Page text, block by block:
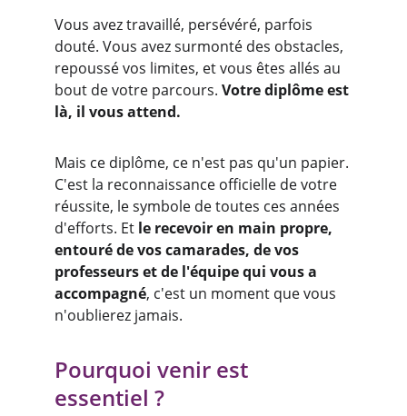
Vous avez travaillé, persévéré, parfois
douté. Vous avez surmonté des obstacles,
repoussé vos limites, et vous êtes allés au
bout de votre parcours. Votre diplôme est
là, il vous attend.
Mais ce diplôme, ce n'est pas qu'un papier.
C'est la reconnaissance officielle de votre
réussite, le symbole de toutes ces années
d'efforts. Et le recevoir en main propre,
entouré de vos camarades, de vos
professeurs et de l'équipe qui vous a
accompagné, c'est un moment que vous
n'oublierez jamais.
Pourquoi venir est
essentiel ?